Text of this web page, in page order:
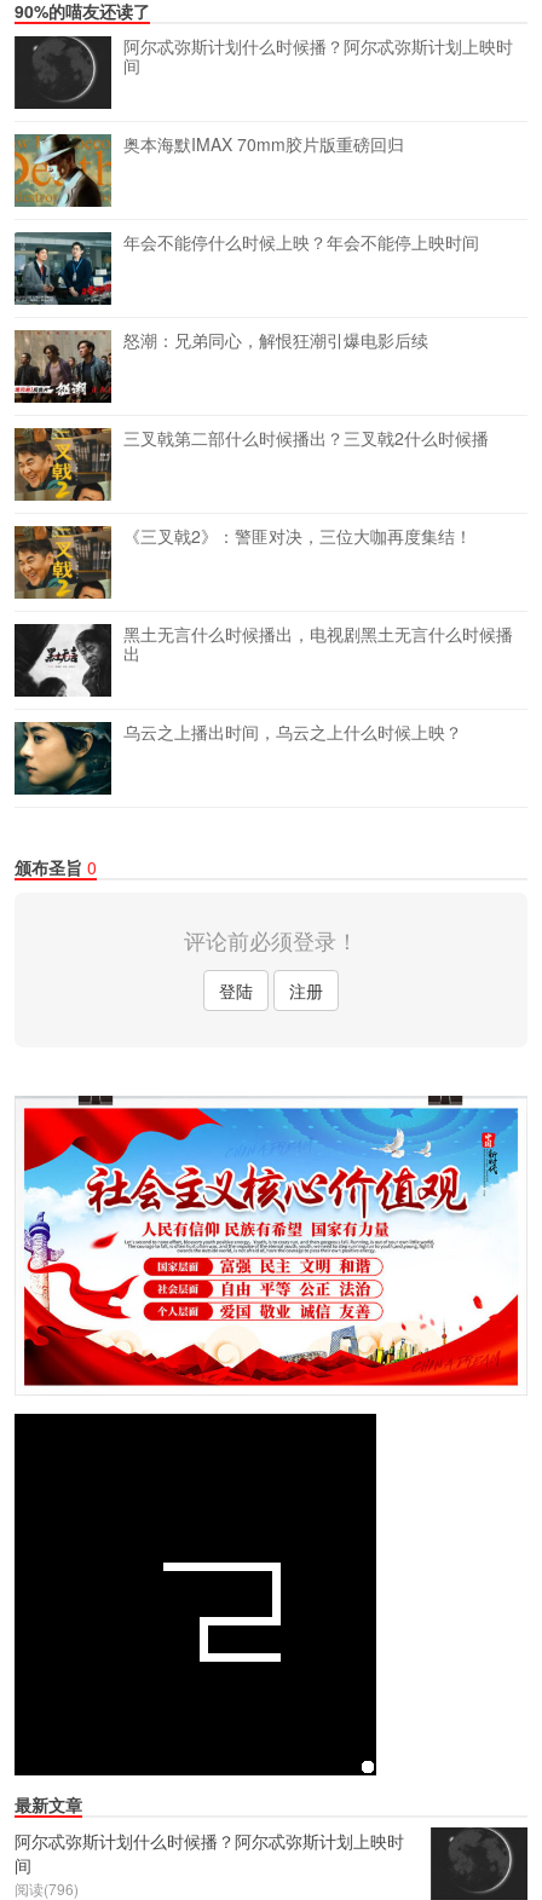
90%的喵友还读了
阿尔忒弥斯计划什么时候播？阿尔忒弥斯计划上映时
间
奥本海默IMAX 70mm胶片版重磅回归
年会不能停什么时候上映？年会不能停上映时间
怒潮：兄弟同心，解恨狂潮引爆电影后续
三叉戟第二部什么时候播出？三叉戟2什么时候播
《三叉戟2》：警匪对决，三位大咖再度集结！
黑土无言什么时候播出，电视剧黑土无言什么时候播
出
乌云之上播出时间，乌云之上什么时候上映？
颁布圣旨 0
评论前必须登录！
登陆 注册
最新文章
阿尔忒弥斯计划什么时候播？阿尔忒弥斯计划上映时
间
阅读(796)